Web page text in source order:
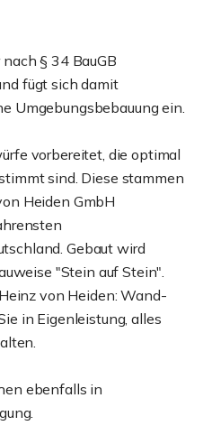
§ 34 BauGB
fügt sich damit
Umgebungsbebauung ein.
vorbereitet, die optimal
sind. Diese stammen
Heiden GmbH
Gebaut wird
"Stein auf Stein".
von Heiden: Wand-
in Eigenleistung, alles
ebenfalls in